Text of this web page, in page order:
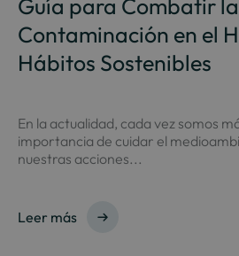
Guía para Combatir la
Contaminación en el
Hábitos Sostenibles
En la actualidad, cada vez somos
importancia de cuidar el
nuestras acciones...
Leer más